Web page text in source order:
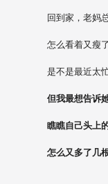
回到家，老妈
怎么看着又瘦了
是不是最近太
但我最想告诉
瞧瞧自己头上
怎么又多了几